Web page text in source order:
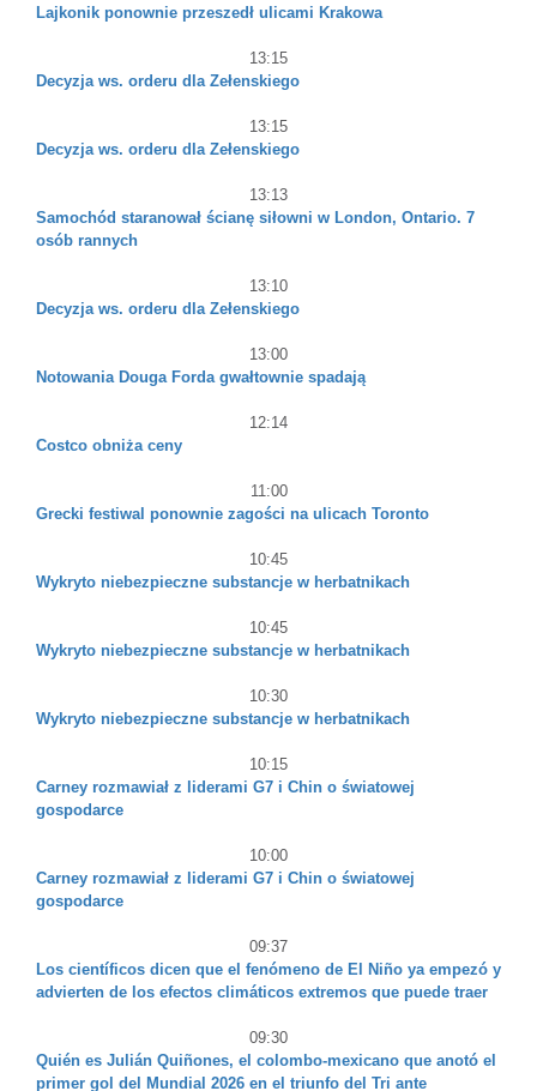
Lajkonik ponownie przeszedł ulicami Krakowa
13:15
Decyzja ws. orderu dla Zełenskiego
13:15
Decyzja ws. orderu dla Zełenskiego
13:13
Samochód staranował ścianę siłowni w London, Ontario. 7
osób rannych
13:10
Decyzja ws. orderu dla Zełenskiego
13:00
Notowania Douga Forda gwałtownie spadają
12:14
Costco obniża ceny
11:00
Grecki festiwal ponownie zagości na ulicach Toronto
10:45
Wykryto niebezpieczne substancje w herbatnikach
10:45
Wykryto niebezpieczne substancje w herbatnikach
10:30
Wykryto niebezpieczne substancje w herbatnikach
10:15
Carney rozmawiał z liderami G7 i Chin o światowej
gospodarce
10:00
Carney rozmawiał z liderami G7 i Chin o światowej
gospodarce
09:37
Los científicos dicen que el fenómeno de El Niño ya empezó y
advierten de los efectos climáticos extremos que puede traer
09:30
Quién es Julián Quiñones, el colombo-mexicano que anotó el
primer gol del Mundial 2026 en el triunfo del Tri ante